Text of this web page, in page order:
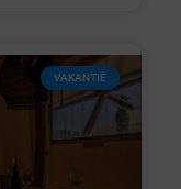
VAKANTIE